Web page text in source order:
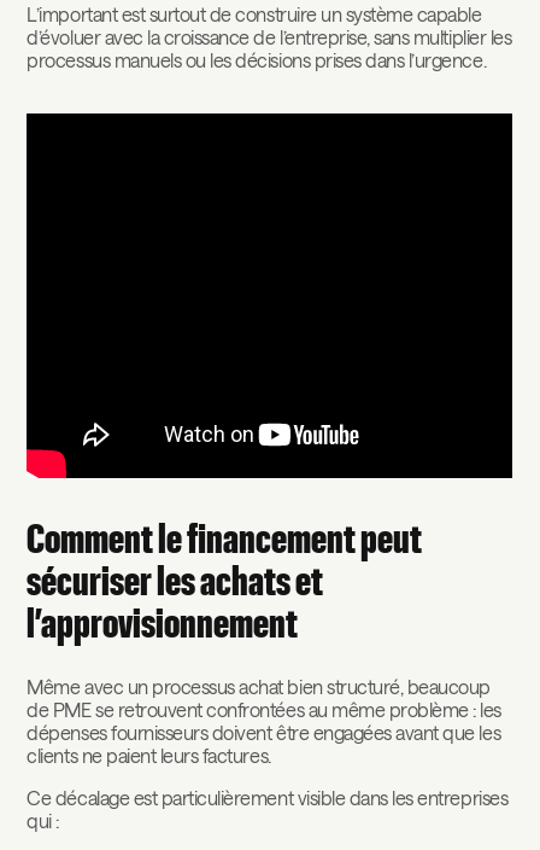
L’important est surtout de construire un système capable
d’évoluer avec la croissance de l’entreprise, sans multiplier les
processus manuels ou les décisions prises dans l’urgence.
Comment le financement peut
sécuriser les achats et
l’approvisionnement
Même avec un processus achat bien structuré, beaucoup
de PME se retrouvent confrontées au même problème : les
dépenses fournisseurs doivent être engagées avant que les
clients ne paient leurs factures.
Ce décalage est particulièrement visible dans les entreprises
qui :